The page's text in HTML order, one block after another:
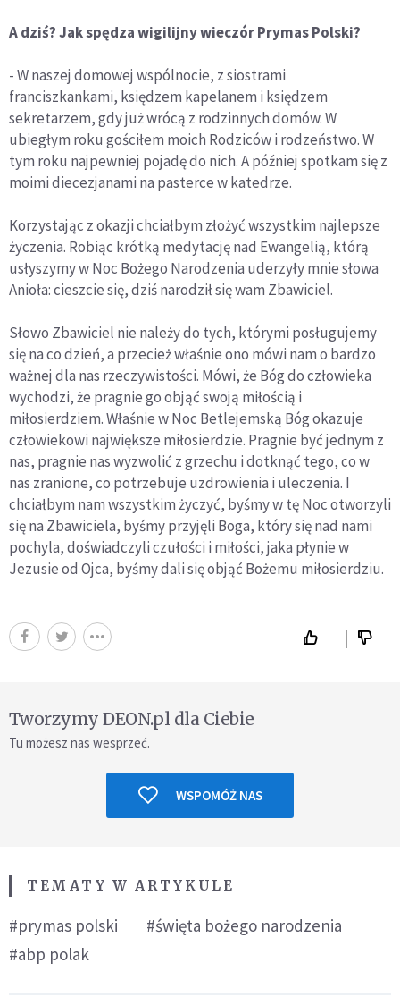
A dziś? Jak spędza wigilijny wieczór Prymas Polski?
- W naszej domowej wspólnocie, z siostrami
franciszkankami, księdzem kapelanem i księdzem
sekretarzem, gdy już wrócą z rodzinnych domów. W
ubiegłym roku gościłem moich Rodziców i rodzeństwo. W
tym roku najpewniej pojadę do nich. A później spotkam się z
moimi diecezjanami na pasterce w katedrze.
Korzystając z okazji chciałbym złożyć wszystkim najlepsze
życzenia. Robiąc krótką medytację nad Ewangelią, którą
usłyszymy w Noc Bożego Narodzenia uderzyły mnie słowa
Anioła: cieszcie się, dziś narodził się wam Zbawiciel.
Słowo Zbawiciel nie należy do tych, którymi posługujemy
się na co dzień, a przecież właśnie ono mówi nam o bardzo
ważnej dla nas rzeczywistości. Mówi, że Bóg do człowieka
wychodzi, że pragnie go objąć swoją miłością i
miłosierdziem. Właśnie w Noc Betlejemską Bóg okazuje
człowiekowi największe miłosierdzie. Pragnie być jednym z
nas, pragnie nas wyzwolić z grzechu i dotknąć tego, co w
nas zranione, co potrzebuje uzdrowienia i uleczenia. I
chciałbym nam wszystkim życzyć, byśmy w tę Noc otworzyli
się na Zbawiciela, byśmy przyjęli Boga, który się nad nami
pochyla, doświadczyli czułości i miłości, jaka płynie w
Jezusie od Ojca, byśmy dali się objąć Bożemu miłosierdziu.
Tworzymy DEON.pl dla Ciebie
Tu możesz nas wesprzeć.
WSPOMÓŻ NAS
TEMATY W ARTYKULE
#prymas polski
#święta bożego narodzenia
#abp polak